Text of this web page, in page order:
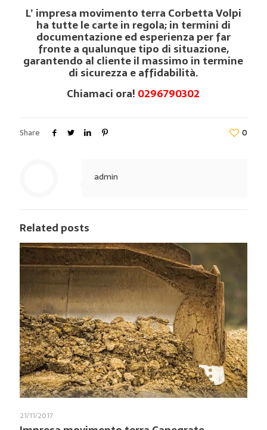
L’ impresa movimento terra Corbetta Volpi
ha tutte le carte in regola; in termini di
documentazione ed esperienza per far
fronte a qualunque tipo di situazione,
garantendo al cliente il massimo in termine
di sicurezza e affidabilità.
Chiamaci ora! 0296790302
Share 0
admin
Related posts
21/11/2017